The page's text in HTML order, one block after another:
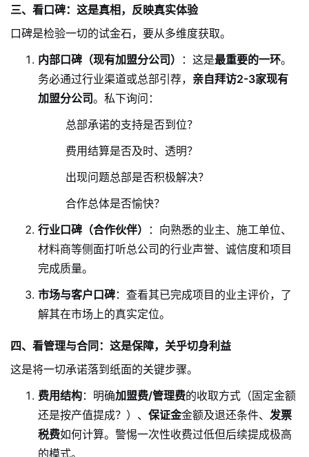
三、看口碑：这是真相，反映真实体验
口碑是检验一切的试金石，要从多维度获取。
内部口碑（现有加盟分公司）
：这是最重要的一环。
务必通过行业渠道或总部引荐， 亲自拜访2-3家现有
加盟分公司。私下询问：
总部承诺的支持是否到位？
费用结算是否及时、透明？
出现问题总部是否积极解决？
合作总体是否愉快？
行业口碑（合作伙伴）
：向熟悉的业主、施工单位、
材料商等侧面打听总公司的行业声誉、诚信度和项目
完成质量。
市场与客户口碑：查看其已完成项目的业主评价，了
解其在市场上的真实定位。
四、看管理与合同：这是保障，关乎切身利益
这是将一切承诺落到纸面的关键步骤。
费用结构：明确加盟费/管理费的收取方式（固定金额
还是按产值提成？）、 保证金金额及退还条件、 发票
税费如何计算。警惕一次性收费过低但后续提成极高
的模式。